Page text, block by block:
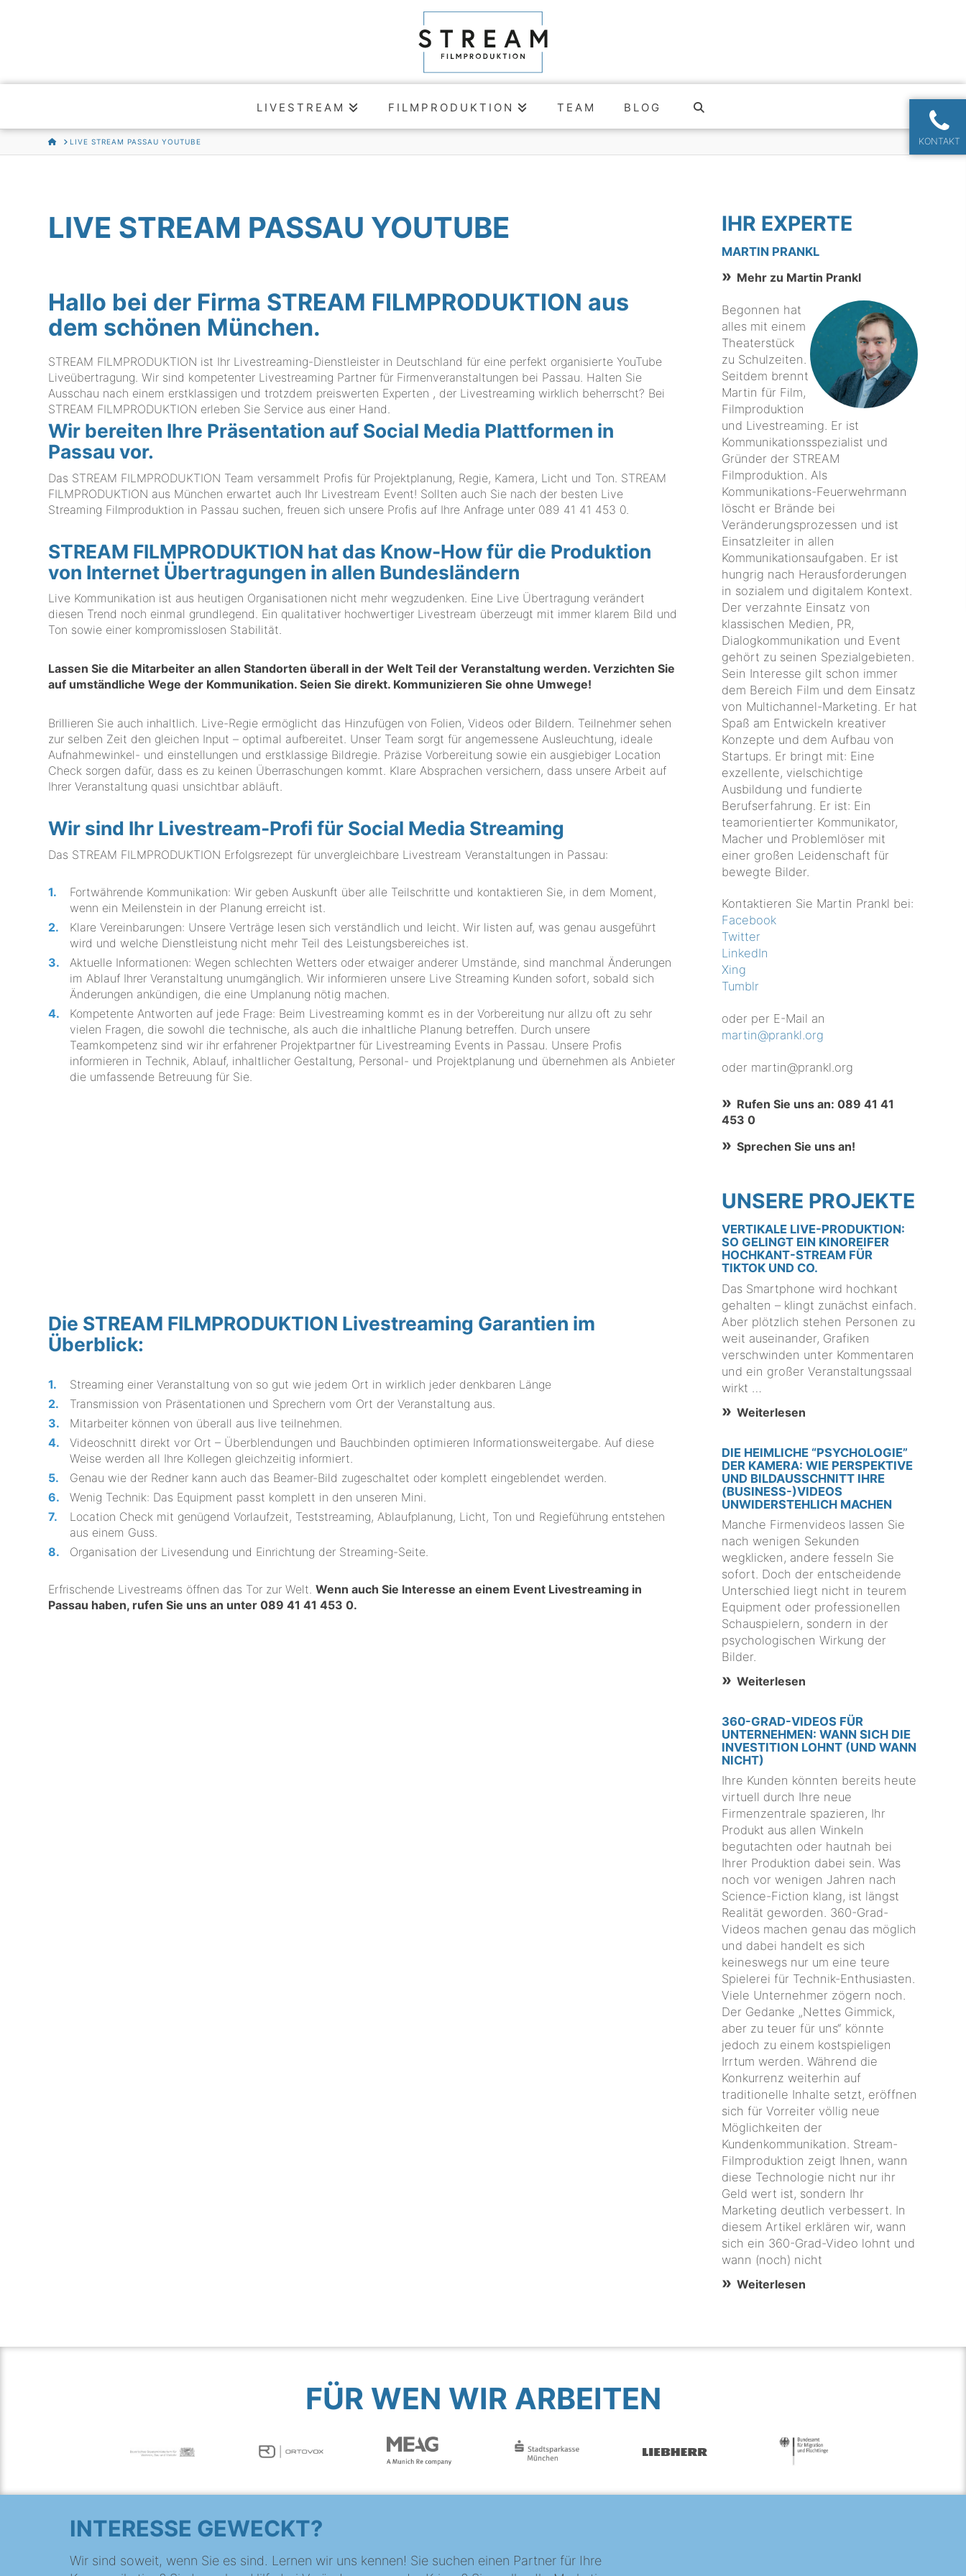
LIVESTREAM FILMPRODUKTION TEAM BLOG
HOMELIVE STREAM PASSAU YOUTUBE KONTAKT
LIVE STREAM PASSAU YOUTUBE
Hallo bei der Firma STREAM FILMPRODUKTION aus
dem schönen München.
STREAM FILMPRODUKTION ist Ihr Livestreaming-Dienstleister in Deutschland für eine perfekt organisierte YouTube
Liveübertragung. Wir sind kompetenter Livestreaming Partner für Firmenveranstaltungen bei Passau. Halten Sie
Ausschau nach einem erstklassigen und trotzdem preiswerten Experten , der Livestreaming wirklich beherrscht? Bei
STREAM FILMPRODUKTION erleben Sie Service aus einer Hand.
Wir bereiten Ihre Präsentation auf Social Media Plattformen in
Passau vor.
Das STREAM FILMPRODUKTION Team versammelt Profis für Projektplanung, Regie, Kamera, Licht und Ton. STREAM
FILMPRODUKTION aus München erwartet auch Ihr Livestream Event! Sollten auch Sie nach der besten Live
Streaming Filmproduktion in Passau suchen, freuen sich unsere Profis auf Ihre Anfrage unter 089 41 41 453 0
STREAM FILMPRODUKTION hat das Know-How für die Produktion
von Internet Übertragungen in allen Bundesländern
Live Kommunikation ist aus heutigen Organisationen nicht mehr wegzudenken. Eine Live Übertragung verändert
diesen Trend noch einmal grundlegend. Ein qualitativer hochwertiger Livestream überzeugt mit immer klarem Bild und
Ton sowie einer kompromisslosen Stabilität.
Lassen Sie die Mitarbeiter an allen Standorten überall in der Welt Teil der Veranstaltung werden. Verzichten Sie
auf umständliche Wege der Kommunikation. Seien Sie direkt. Kommunizieren Sie ohne Umwege!
Brillieren Sie auch inhaltlich. Live-Regie ermöglicht das Hinzufügen von Folien, Videos oder Bildern. Teilnehmer sehen
zur selben Zeit den gleichen Input – optimal aufbereitet. Unser Team sorgt für angemessene Ausleuchtung, ideale
Aufnahmewinkel- und einstellungen und erstklassige Bildregie. Präzise Vorbereitung sowie ein ausgiebiger Location
Check sorgen dafür, dass es zu keinen Überraschungen kommt. Klare Absprachen versichern, dass unsere Arbeit auf
Ihrer Veranstaltung quasi unsichtbar abläuft.
Wir sind Ihr Livestream-Profi für Social Media Streaming
Das STREAM FILMPRODUKTION Erfolgsrezept für unvergleichbare Livestream Veranstaltungen in Passau:
Fortwährende Kommunikation: Wir geben Auskunft über alle Teilschritte und kontaktieren Sie, in dem Moment,
wenn ein Meilenstein in der Planung erreicht ist.
Klare Vereinbarungen: Unsere Verträge lesen sich verständlich und leicht. Wir listen auf, was genau ausgeführt
wird und welche Dienstleistung nicht mehr Teil des Leistungsbereiches ist.
Aktuelle Informationen: Wegen schlechten Wetters oder etwaiger anderer Umstände, sind manchmal Änderungen
im Ablauf Ihrer Veranstaltung unumgänglich. Wir informieren unsere Live Streaming Kunden sofort, sobald sich
Änderungen ankündigen, die eine Umplanung nötig machen.
Kompetente Antworten auf jede Frage: Beim Livestreaming kommt es in der Vorbereitung nur allzu oft zu sehr
vielen Fragen, die sowohl die technische, als auch die inhaltliche Planung betreffen. Durch unsere
Teamkompetenz sind wir ihr erfahrener Projektpartner für Livestreaming Events in Passau. Unsere Profis
informieren in Technik, Ablauf, inhaltlicher Gestaltung, Personal- und Projektplanung und übernehmen als Anbieter
die umfassende Betreuung für Sie.
Die STREAM FILMPRODUKTION Livestreaming Garantien im
Überblick:
Streaming einer Veranstaltung von so gut wie jedem Ort in wirklich jeder denkbaren Länge
Transmission von Präsentationen und Sprechern vom Ort der Veranstaltung aus.
Mitarbeiter können von überall aus live teilnehmen.
Videoschnitt direkt vor Ort – Überblendungen und Bauchbinden optimieren Informationsweitergabe. Auf diese
Weise werden all Ihre Kollegen gleichzeitig informiert.
Genau wie der Redner kann auch das Beamer-Bild zugeschaltet oder komplett eingeblendet werden.
Wenig Technik: Das Equipment passt komplett in den unseren Mini.
Location Check mit genügend Vorlaufzeit, Teststreaming, Ablaufplanung, Licht, Ton und Regieführung entstehen
aus einem Guss.
Organisation der Livesendung und Einrichtung der Streaming-Seite.
Erfrischende Livestreams öffnen das Tor zur Welt.Wenn auch Sie Interesse an einem Event Livestreaming in
Passau haben, rufen Sie uns an unter089 41 41 453 0.
IHR EXPERTE
MARTIN PRANKL
Mehr zu Martin Prankl
Begonnen hat
alles mit einem
Theaterstück
zu Schulzeiten.
Seitdem brennt
Martin für Film,
Filmproduktion
und Livestreaming. Er ist
Kommunikationsspezialist und
Gründer der STREAM
Filmproduktion. Als
Kommunikations-Feuerwehrmann
löscht er Brände bei
Veränderungsprozessen und ist
Einsatzleiter in allen
Kommunikationsaufgaben. Er ist
hungrig nach Herausforderungen
in sozialem und digitalem Kontext.
Der verzahnte Einsatz von
klassischen Medien, PR,
Dialogkommunikation und Event
gehört zu seinen Spezialgebieten.
Sein Interesse gilt schon immer
dem Bereich Film und dem Einsatz
von Multichannel-Marketing. Er hat
Spaß am Entwickeln kreativer
Konzepte und dem Aufbau von
Startups. Er bringt mit: Eine
exzellente, vielschichtige
Ausbildung und fundierte
Berufserfahrung. Er ist: Ein
teamorientierter Kommunikator,
Macher und Problemlöser mit
einer großen Leidenschaft für
bewegte Bilder.
Kontaktieren Sie Martin Prankl bei:
Facebook
Twitter
LinkedIn
Xing
Tumblr
oder per E-Mail an
martin@prankl.org
oder martin@prankl.org
Rufen Sie uns an: 089 41 41
453 0
Sprechen Sie uns an!
UNSERE PROJEKTE
VERTIKALE LIVE-PRODUKTION:
SO GELINGT EIN KINOREIFER
HOCHKANT-STREAM FÜR
TIKTOK UND CO.
Das Smartphone wird hochkant
gehalten – klingt zunächst einfach.
Aber plötzlich stehen Personen zu
weit auseinander, Grafiken
verschwinden unter Kommentaren
und ein großer Veranstaltungssaal
wirkt …
Weiterlesen
DIE HEIMLICHE “PSYCHOLOGIE”
DER KAMERA: WIE PERSPEKTIVE
UND BILDAUSSCHNITT IHRE
(BUSINESS-)VIDEOS
UNWIDERSTEHLICH MACHEN
Manche Firmenvideos lassen Sie
nach wenigen Sekunden
wegklicken, andere fesseln Sie
sofort. Doch der entscheidende
Unterschied liegt nicht in teurem
Equipment oder professionellen
Schauspielern, sondern in der
psychologischen Wirkung der
Bilder.
Weiterlesen
360-GRAD-VIDEOS FÜR
UNTERNEHMEN: WANN SICH DIE
INVESTITION LOHNT (UND WANN
NICHT)
Ihre Kunden könnten bereits heute
virtuell durch Ihre neue
Firmenzentrale spazieren, Ihr
Produkt aus allen Winkeln
begutachten oder hautnah bei
Ihrer Produktion dabei sein. Was
noch vor wenigen Jahren nach
Science-Fiction klang, ist längst
Realität geworden. 360-Grad-
Videos machen genau das möglich
und dabei handelt es sich
keineswegs nur um eine teure
Spielerei für Technik-Enthusiasten.
Viele Unternehmer zögern noch.
Der Gedanke „Nettes Gimmick,
aber zu teuer für uns“ könnte
jedoch zu einem kostspieligen
Irrtum werden. Während die
Konkurrenz weiterhin auf
traditionelle Inhalte setzt, eröffnen
sich für Vorreiter völlig neue
Möglichkeiten der
Kundenkommunikation. Stream-
Filmproduktion zeigt Ihnen, wann
diese Technologie nicht nur ihr
Geld wert ist, sondern Ihr
Marketing deutlich verbessert. In
diesem Artikel erklären wir, wann
sich ein 360-Grad-Video lohnt und
wann (noch) nicht
Weiterlesen
FÜR WEN WIR ARBEITEN
INTERESSE GEWECKT?
Wir sind soweit, wenn Sie es sind. Lernen wir uns kennen! Sie suchen einen Partner für Ihre